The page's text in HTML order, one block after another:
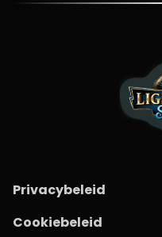
Privacybeleid
Cookiebeleid